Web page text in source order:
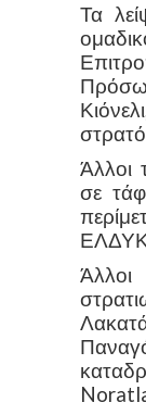
Τα
Άλλοι
σε